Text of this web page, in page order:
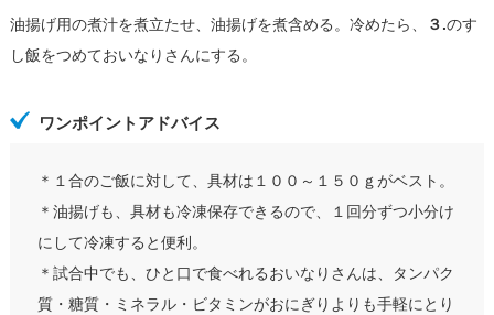
油揚げ用の煮汁を煮立たせ、油揚げを煮含める。冷めたら、 ３.のす
し飯をつめておいなりさんにする。
ワンポイントアドバイス
＊１合のご飯に対して、具材は１００～１５０ｇがベスト。
＊油揚げも、具材も冷凍保存できるので、１回分ずつ小分け
にして冷凍すると便利。
＊試合中でも、ひと口で食べれるおいなりさんは、タンパク
質・糖質・ミネラル・ビタミンがおにぎりよりも手軽にとり